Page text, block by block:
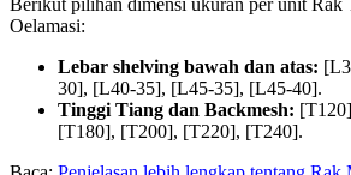
Oelamasi:
Lebar shelving bawah dan atas:
30], [L40-35], [L45-35], [L45-40].
Tinggi Tiang dan Backmesh:
[T180], [T200], [T220], [T240].